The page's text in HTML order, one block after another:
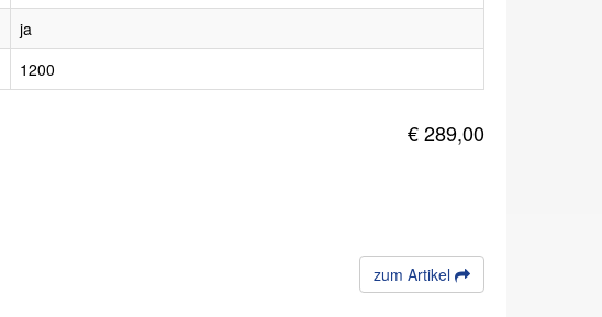
ja
1200
€ 289,00
zum Artikel